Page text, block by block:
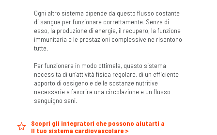
Ogni altro sistema dipende da questo flusso costante
di sangue per funzionare correttamente. Senza di
esso, la produzione di energia, il recupero, la funzione
immunitaria e le prestazioni complessive ne risentono
tutte.
Per funzionare in modo ottimale, questo sistema
necessita di un’attività fisica regolare, di un efficiente
apporto di ossigeno e delle sostanze nutritive
necessarie a favorire una circolazione e un flusso
sanguigno sani.
Scopri gli integratori che possono aiutarti a
Il tuo sistema cardiovascolare >